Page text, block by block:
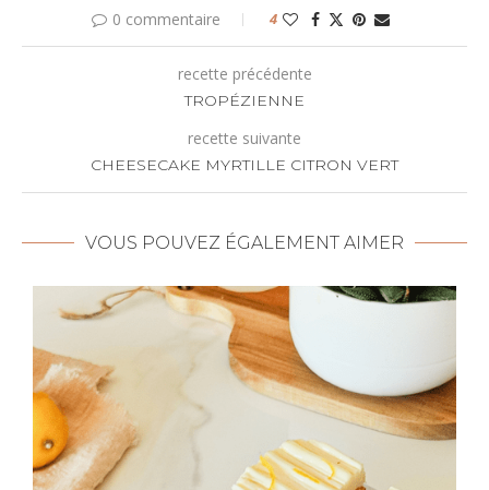
0 commentaire 4
recette précédente
TROPÉZIENNE
recette suivante
CHEESECAKE MYRTILLE CITRON VERT
VOUS POUVEZ ÉGALEMENT AIMER